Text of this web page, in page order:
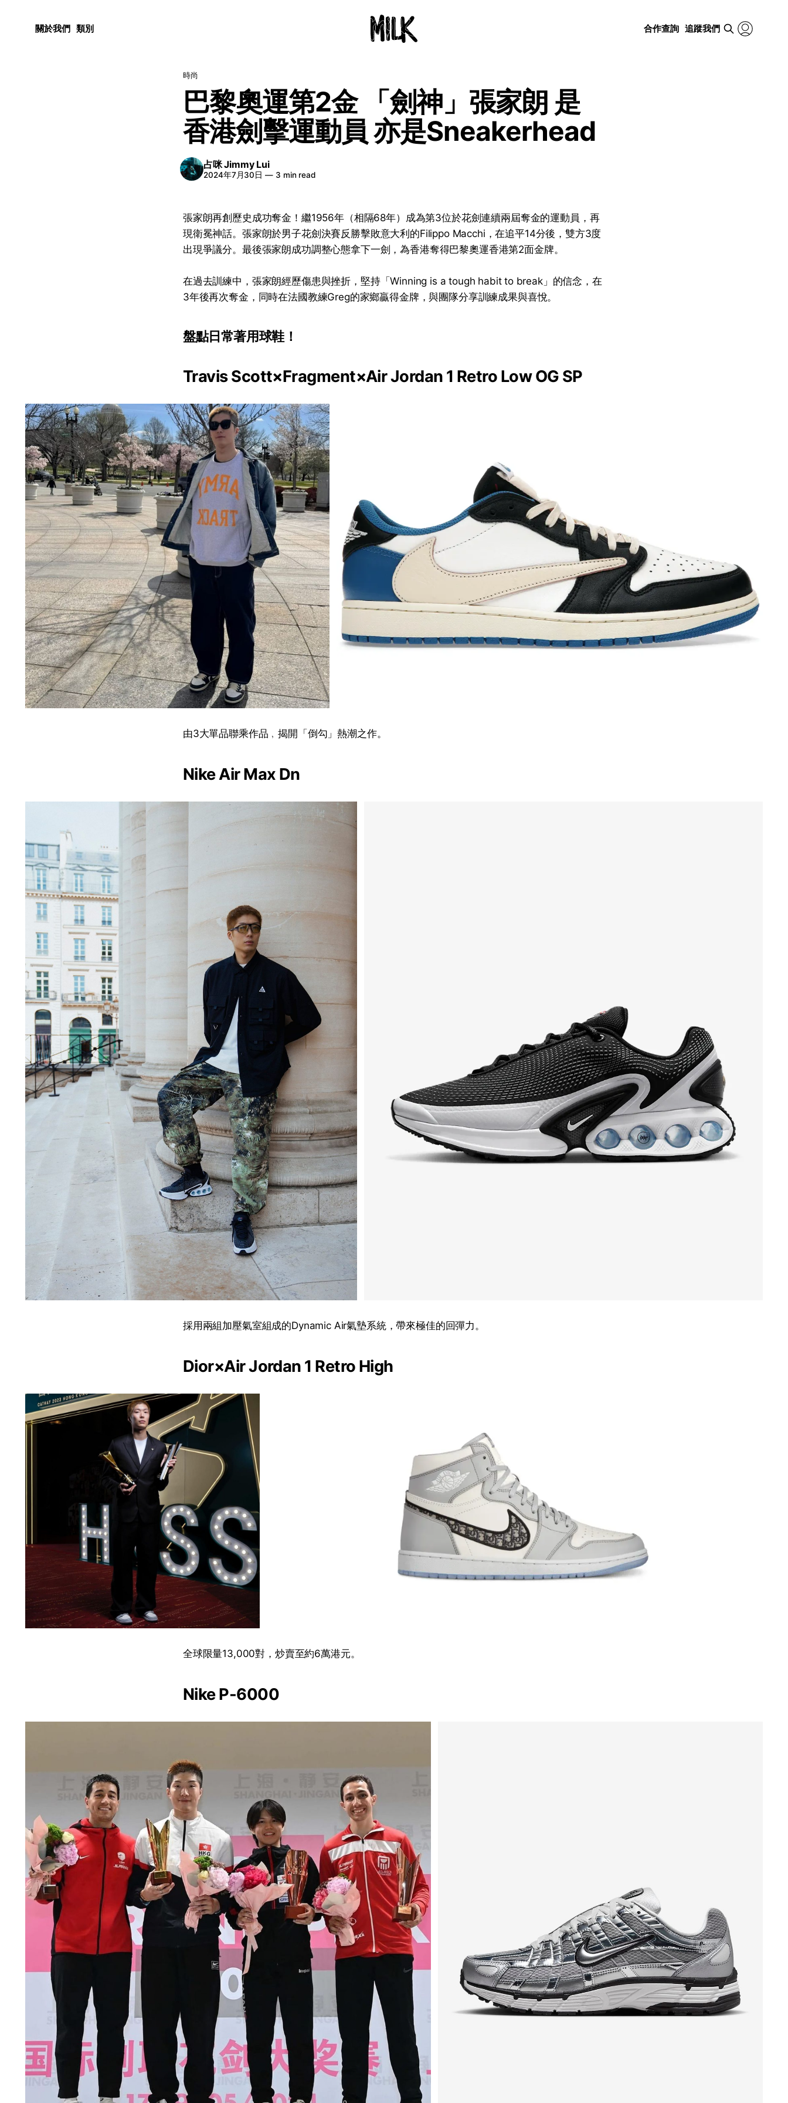
關於我們 類別 合作查詢 追蹤我們
時尚
巴黎奧運第2金 「劍神」張家朗 是
香港劍擊運動員 亦是Sneakerhead
占咪 Jimmy Lui
2024年7月30日 — 3 min read
張家朗再創歷史成功奪金！繼1956年（相隔68年）成為第3位於花劍連續兩屆奪金的運動員，再
現衛冕神話。張家朗於男子花劍決賽反勝擊敗意大利的Filippo Macchi，在追平14分後，雙方3度
出現爭議分。最後張家朗成功調整心態拿下一劍，為香港奪得巴黎奧運香港第2面金牌。
在過去訓練中，張家朗經歷傷患與挫折，堅持「Winning is a tough habit to break」的信念，在
3年後再次奪金，同時在法國教練Greg的家鄉贏得金牌，與團隊分享訓練成果與喜悅。
盤點日常著用球鞋！
Travis Scott×Fragment×Air Jordan 1 Retro Low OG SP
由3大單品聯乘作品﹐揭開「倒勾」熱潮之作。
Nike Air Max Dn
採用兩組加壓氣室組成的Dynamic Air氣墊系統，帶來極佳的回彈力。
Dior×Air Jordan 1 Retro High
全球限量13,000對，炒賣至約6萬港元。
Nike P-6000